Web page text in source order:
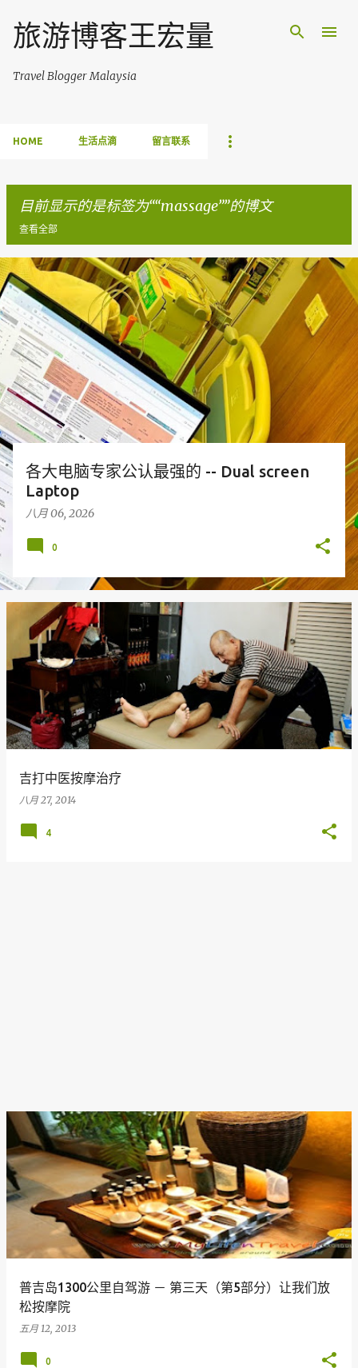
跳至主要内容
旅游博客王宏量
Travel Blogger Malaysia
HOME 生活点滴 留言联系
目前显示的是标签为“ massage ”的博文
查看全部
博
文
各大电脑专家公认最强的 -- Dual screen
Laptop
八月 06, 2026
0
吉打中医按摩治疗
八月 27, 2014
4
普吉岛1300公里自驾游 － 第三天（第5部分）让我们放
松按摩院
五月 12, 2013
0